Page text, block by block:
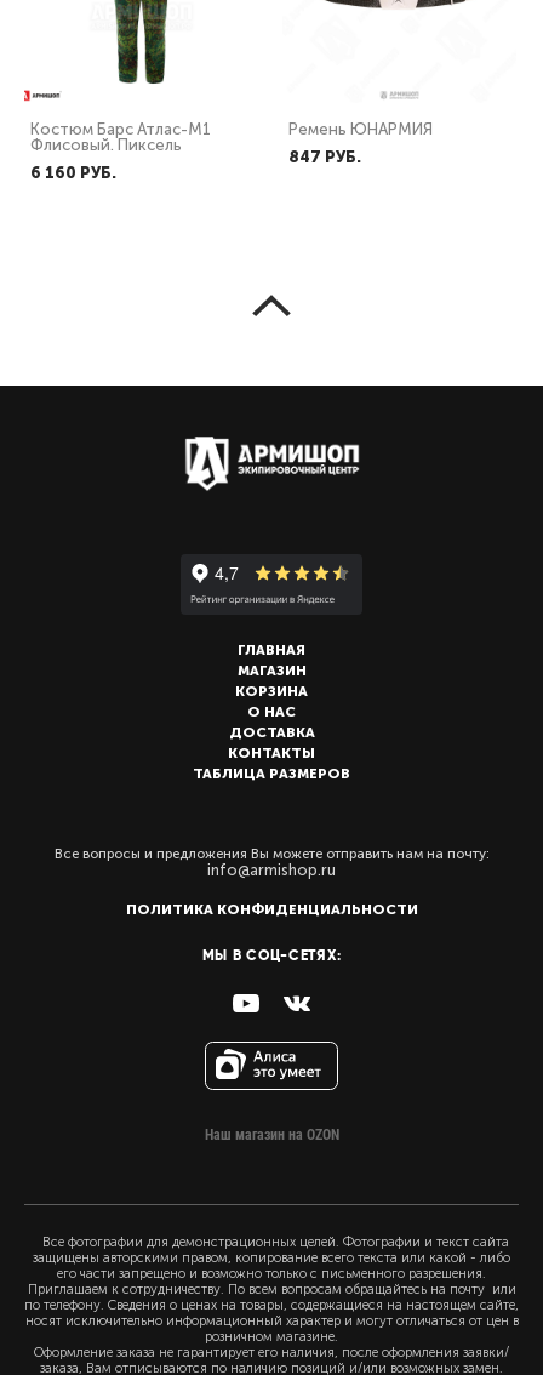
Костюм Барс Атлас-М1
Флисовый. Пиксель
6 160 PУБ.
Ремень ЮНАРМИЯ
847 PУБ.
ГЛАВНАЯ
МАГАЗИН
КОРЗИНА
О НАС
ДОСТАВКА
КОНТАКТЫ
ТАБЛИЦА РАЗМЕРОВ
Все вопросы и предложения Вы можете отправить нам на почту:
info@armishop.ru
ПОЛИТИКА КОНФИДЕНЦИАЛЬНОСТИ
МЫ В СОЦ-СЕТЯХ:
Наш магазин на OZON
Все фотографии для демонстрационных целей. Фотографии и текст сайта
защищены авторскими правом, копирование всего текста или какой - либо
его части запрещено и возможно только с письменного разрешения.
Приглашаем к сотрудничеству. По всем вопросам обращайтесь на почту или
по телефону. Сведения о ценах на товары, содержащиеся на настоящем сайте,
носят исключительно информационный характер и могут отличаться от цен в
розничном магазине.
Оформление заказа не гарантирует его наличия, после оформления заявки/
заказа, Вам отписываются по наличию позиций и/или возможных замен.